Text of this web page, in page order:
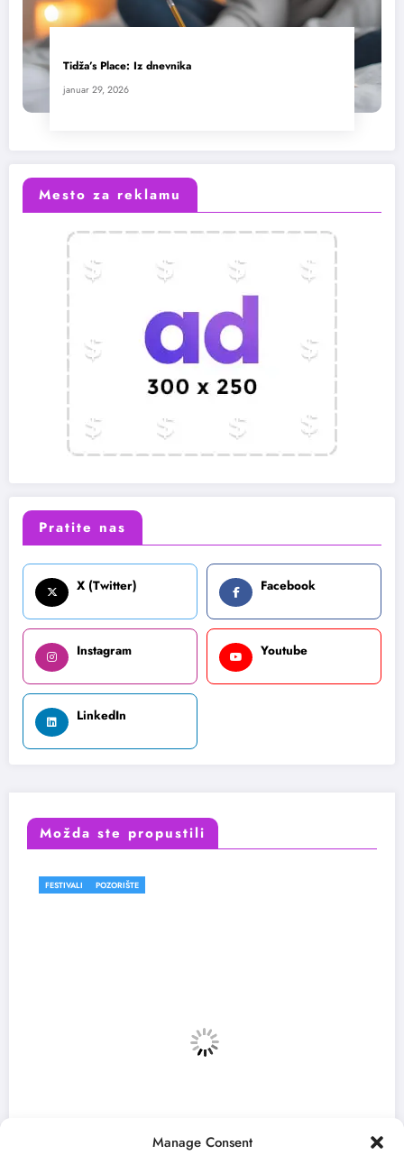
Manage Consent
Tidža’s Place: Iz dnevnika
januar 29, 2026
Mesto za reklamu
Pratite nas
X (Twitter) Facebook
Instagram Youtube
LinkedIn
Možda ste propustili